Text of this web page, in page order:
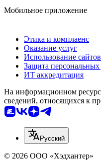
Мобильное приложение
Этика и комплаенс
Оказание услуг
Использование сайтов
Защита
ИТ аккредитация
На информационном
сведений, относящихся к
Русский
© 2026 ООО «Хэдхантер»